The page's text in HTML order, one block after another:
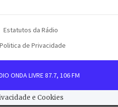
Estatutos da Rádio
Politica de Privacidade
ONDA LIVRE 87.7, 106 FM
e Cookies